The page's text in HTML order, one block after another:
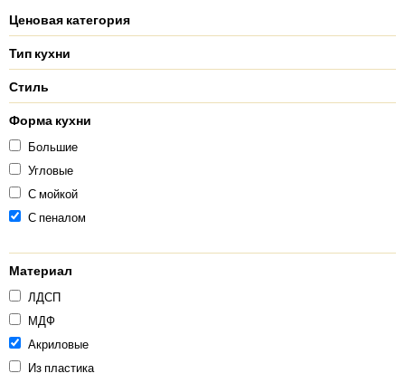
Ценовая категория
Тип кухни
Стиль
Форма кухни
Большие
Угловые
С мойкой
С пеналом
Материал
ЛДСП
МДФ
Акриловые
Из пластика